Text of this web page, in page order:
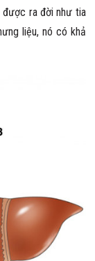
được ra đời như tia
liệu, nó có khả